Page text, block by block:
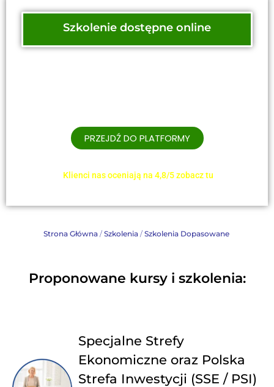
Szkolenie dostępne online
PRZEJDŹ DO PLATFORMY
Klienci nas oceniają na 4,8/5 zobacz tu
Strona Główna/ Szkolenia / Szkolenia Dopasowane
Proponowane kursy i szkolenia:
Specjalne Strefy
Ekonomiczne oraz Polska
Strefa Inwestycji (SSE / PSI)